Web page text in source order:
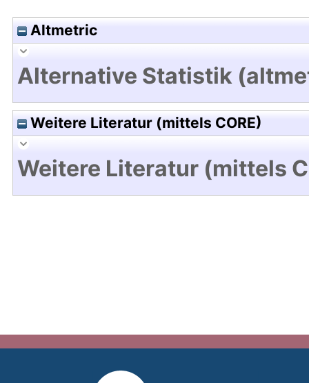
Altmetric
Alternative Statistik
Weitere Literatur (mittels CORE)
Weitere Literatur (mittels